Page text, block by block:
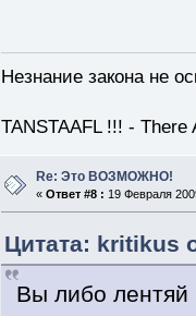
Незнание закона не
TANSTAAFL !!! - There
Re: Это ВОЗМОЖНО!
« Ответ #8 : 19 Февраля
Цитата: kritikus
Вы либо